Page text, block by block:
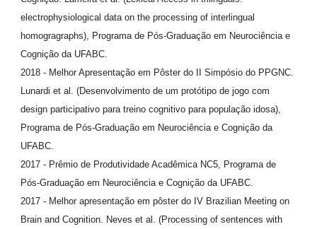
electrophysiological data on the processing of interlingual
homogragraphs), Programa de Pós-Graduação em Neurociência e
Cognição da UFABC.
2018 - Melhor Apresentação em Pôster do II Simpósio do PPGNC.
Lunardi et al. (Desenvolvimento de um protótipo de jogo com
design participativo para treino cognitivo para população idosa),
Programa de Pós-Graduação em Neurociência e Cognição da
UFABC.
2017 - Prêmio de Produtividade Acadêmica NC5, Programa de
Pós-Graduação em Neurociência e Cognição da UFABC.
2017 - Melhor apresentação em pôster do IV Brazilian Meeting on
Brain and Cognition. Neves et al. (Processing of sentences with